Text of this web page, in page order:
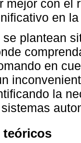
mejor con el
en
se plantean
en
la
teóricos